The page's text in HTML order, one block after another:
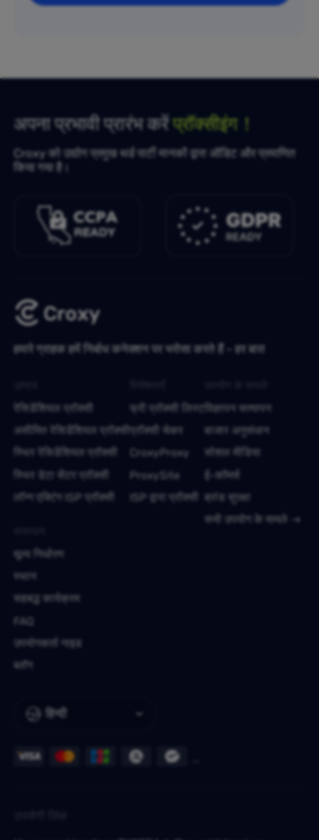
अपना प्रभावी प्रारंभ करेंप्रॉक्सीइंग！
Croxy को उद्योग प्रमुख थर्ड पार्टी मानकों द्वारा ऑडिट और प्रमाणित
किया गया है।
हमारे ग्राहक हमें निर्बाध कनेक्शन पर भरोसा करते हैं - हर बार!
हिन्दी
रेसिडेंशियल प्रॉक्सी
असीमित रेसिडेंशियल प्रॉक्सी
स्थिर रेसिडेंशियल प्रॉक्सी
स्थिर डेटा सेंटर प्रॉक्सी
लॉन्ग एक्टिंग ISP प्रॉक्सी
फ्री प्रॉक्सी लिस्ट
प्रॉक्सी चेकर
CroxyProxy
ProxySite
ISP द्वारा प्रॉक्सी
विज्ञापन सत्यापन
बाजार अनुसंधान
सोशल मीडिया
ई-कॉमर्स
ब्रांड सुरक्षा
सभी उपयोग के मामले
मूल्य निर्धारण
स्थान
सहबद्ध कार्यक्रम
FAQ
उपयोगकर्ता गाइड
ब्लॉग